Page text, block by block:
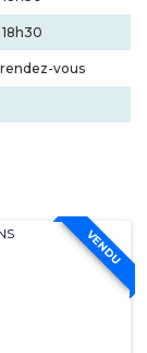
vous
VENDU